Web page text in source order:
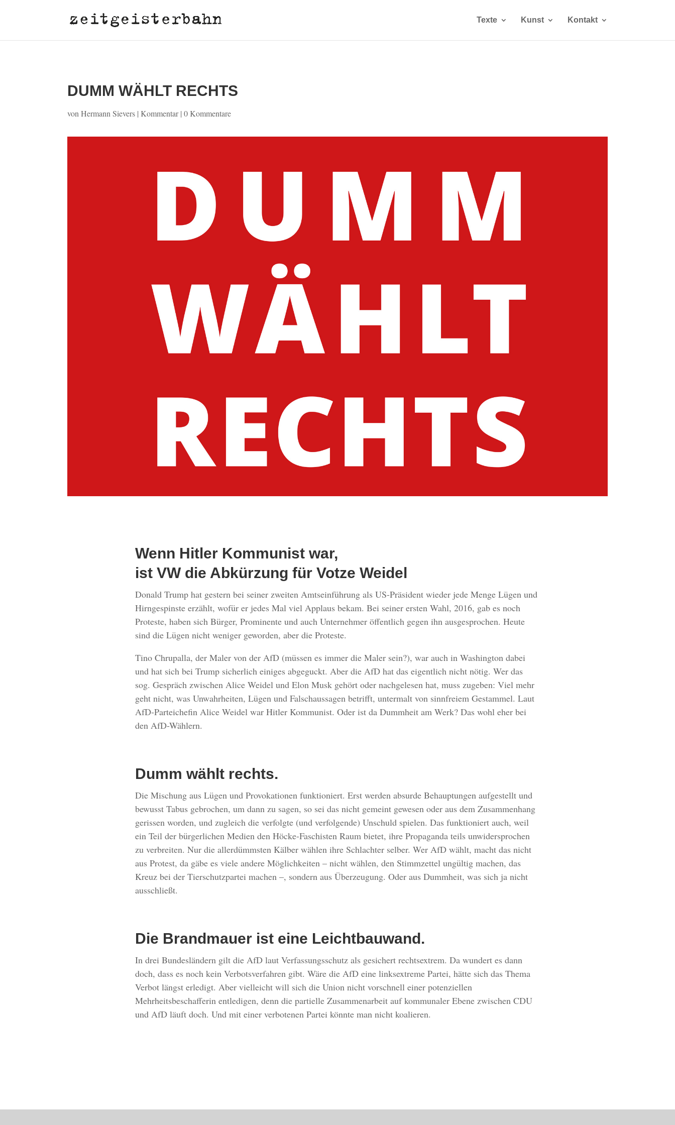
Texte Kunst Kontakt
DUMM WÄHLT RECHTS
vonHermann Sievers |Kommentar|0 Kommentare
Wenn Hitler Kommunist war,
ist VW die Abkürzung für Votze Weidel
Donald Trump hat gestern bei seiner zweiten Amtseinführung als US-Präsident wieder jede Menge Lügen und
Hirngespinste erzählt, wofür er jedes Mal viel Applaus bekam. Bei seiner ersten Wahl, 2016, gab es noch
Proteste, haben sich Bürger, Prominente und auch Unternehmer öffentlich gegen ihn ausgesprochen. Heute
sind die Lügen nicht weniger geworden, aber die Proteste.
Tino Chrupalla, der Maler von der AfD (müssen es immer die Maler sein?), war auch in Washington dabei
und hat sich bei Trump sicherlich einiges abgeguckt. Aber die AfD hat das eigentlich nicht nötig. Wer das
sog. Gespräch zwischen Alice Weidel und Elon Musk gehört oder nachgelesen hat, muss zugeben: Viel mehr
geht nicht, was Unwahrheiten, Lügen und Falschaussagen betrifft, untermalt von sinnfreiem Gestammel. Laut
AfD-Parteichefin Alice Weidel war Hitler Kommunist. Oder ist da Dummheit am Werk? Das wohl eher bei
den AfD-Wählern.
Dumm wählt rechts.
Die Mischung aus Lügen und Provokationen funktioniert. Erst werden absurde Behauptungen aufgestellt und
bewusst Tabus gebrochen, um dann zu sagen, so sei das nicht gemeint gewesen oder aus dem Zusammenhang
gerissen worden, und zugleich die verfolgte (und verfolgende) Unschuld spielen. Das funktioniert auch, weil
ein Teil der bürgerlichen Medien den Höcke-Faschisten Raum bietet, ihre Propaganda teils unwidersprochen
zu verbreiten. Nur die allerdümmsten Kälber wählen ihre Schlachter selber. Wer AfD wählt, macht das nicht
aus Protest, da gäbe es viele andere Möglichkeiten – nicht wählen, den Stimmzettel ungültig machen, das
Kreuz bei der Tierschutzpartei machen –, sondern aus Überzeugung. Oder aus Dummheit, was sich ja nicht
ausschließt.
Die Brandmauer ist eine Leichtbauwand.
In drei Bundesländern gilt die AfD laut Verfassungsschutz als gesichert rechtsextrem. Da wundert es dann
doch, dass es noch kein Verbotsverfahren gibt. Wäre die AfD eine linksextreme Partei, hätte sich das Thema
Verbot längst erledigt. Aber vielleicht will sich die Union nicht vorschnell einer potenziellen
Mehrheitsbeschafferin entledigen, denn die partielle Zusammenarbeit auf kommunaler Ebene zwischen CDU
und AfD läuft doch. Und mit einer verbotenen Partei könnte man nicht koalieren.